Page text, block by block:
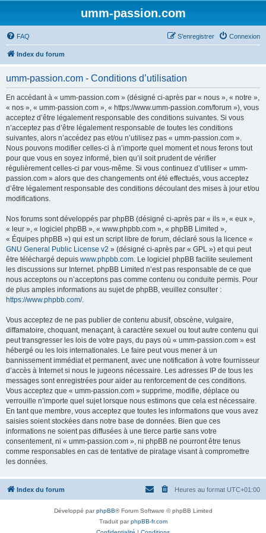
umm-passion.com
FAQ Connexion
S’enregistrer
Index du forum
umm-passion.com - Conditions d’utilisation
En accédant à « umm-passion.com » (désigné ci-après par « nous », « notre »,
« nos », « umm-passion.com », « https://www.umm-passion.com/forum »), vous
acceptez d’être légalement responsable des conditions suivantes. Si vous
n’acceptez pas d’être légalement responsable de toutes les conditions
suivantes, alors n’accédez pas et/ou n’utilisez pas « umm-passion.com ».
Nous pouvons modifier celles-ci à n’importe quel moment et nous ferons tout
pour que vous en soyez informé, bien qu’il soit prudent de vérifier
régulièrement celles-ci par vous-même. Si vous continuez d’utiliser « umm-
passion.com » alors que des changements ont été effectués, vous acceptez
d’être légalement responsable des conditions découlant des mises à jour et/ou
modifications.
Nos forums sont développés par phpBB (désigné ci-après par « ils », « eux »,
« leur », « logiciel phpBB », « www.phpbb.com », « phpBB Limited »,
« Équipes phpBB ») qui est un script libre de forum, déclaré sous la licence «
GNU General Public License v2 » (désigné ci-après par « GPL ») et qui peut
être téléchargé depuis www.phpbb.com. Le logiciel phpBB facilite seulement
les discussions sur Internet. phpBB Limited n’est pas responsable de ce que
nous acceptons ou n’acceptons pas comme contenu ou conduite permis. Pour
de plus amples informations au sujet de phpBB, veuillez consulter :
https://www.phpbb.com/.
Vous acceptez de ne pas publier de contenu abusif, obscène, vulgaire,
diffamatoire, choquant, menaçant, à caractère sexuel ou tout autre contenu qui
peut transgresser les lois de votre pays, du pays où « umm-passion.com » est
hébergé ou les lois internationales. Le faire peut vous mener à un
bannissement immédiat et permanent, avec une notification à votre fournisseur
d’accès à Internet si nous le jugeons nécessaire. Les adresses IP de tous les
messages sont enregistrées pour aider au renforcement de ces conditions.
Vous acceptez que « umm-passion.com » supprime, modifie, déplace ou
verrouille n’importe quel sujet lorsque nous estimons que cela est nécessaire.
En tant que membre, vous acceptez que toutes les informations que vous avez
saisies soient stockées dans notre base de données. Bien que ces
informations ne soient pas diffusées à une tierce partie sans votre
consentement, ni « umm-passion.com », ni phpBB ne pourront être tenus
comme responsables en cas de tentative de piratage visant à compromettre
les données.
Index du forum Heures au format UTC+01:00
Développé parphpBB® Forum Software © phpBB Limited
Traduit parphpBB-fr.com